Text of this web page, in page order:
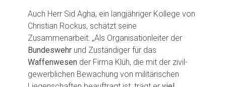
Auch Herr Sid Agha, ein langjähriger Kollege von
Christian Rockus, schätzt seine
Zusammenarbeit: „Als Organisationleiter der
Bundeswehr und Zuständiger für das
Waffenwesen der Firma Klüh, die mit der zivil-
gewerblichen Bewachung von militärischen